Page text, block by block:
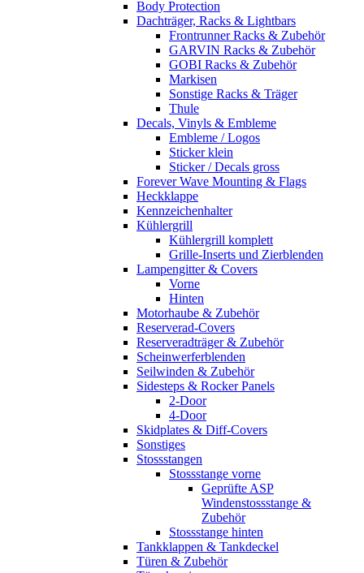
Body Protection
Dachträger, Racks & Lightbars
Frontrunner Racks & Zubehör
GARVIN Racks & Zubehör
GOBI Racks & Zubehör
Markisen
Sonstige Racks & Träger
Thule
Decals, Vinyls & Embleme
Embleme / Logos
Sticker klein
Sticker / Decals gross
Forever Wave Mounting & Flags
Heckklappe
Kennzeichenhalter
Kühlergrill
Kühlergrill komplett
Grille-Inserts und Zierblenden
Lampengitter & Covers
Vorne
Hinten
Motorhaube & Zubehör
Reserverad-Covers
Reserveradträger & Zubehör
Scheinwerferblenden
Seilwinden & Zubehör
Sidesteps & Rocker Panels
2-Door
4-Door
Skidplates & Diff-Covers
Sonstiges
Stossstangen
Stossstange vorne
Geprüfte ASP
Windenstossstange &
Zubehör
Stossstange hinten
Tankklappen & Tankdeckel
Türen & Zubehör